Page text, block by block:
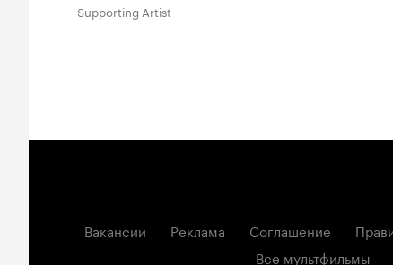
Supporting Artist
Вакансии Реклама Соглашение
Все мультфильмы